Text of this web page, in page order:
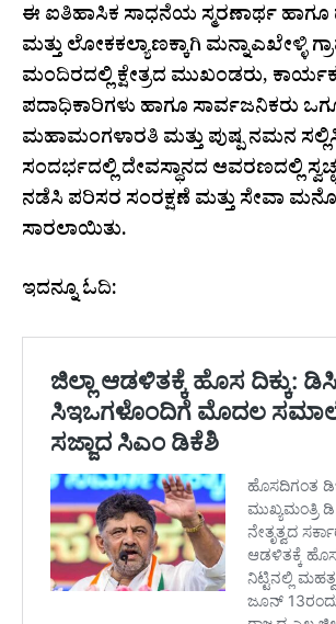
ಈ ಐತಿಹಾಸಿಕ ಸಾಧನೆಯ ಸ್ಮರಣಾರ್ಥ ಹಾಗೂ
ಮತ್ತು ಲೋಕಕಲ್ಯಾಣಕ್ಕಾಗಿ ಮನ್ನಾಎಖೇಳ್ಳಿ
ಮಂದಿರದಲ್ಲಿ ಕ್ಷೇತ್ರದ ಮುಖಂಡರು,
ಪದಾಧಿಕಾರಿಗಳು ಹಾಗೂ ಸಾರ್ವಜನಿಕರು
ಮಹಾಮಂಗಳಾರತಿ ಮತ್ತು ಪುಷ್ಪ ನಮನ
ಸಂದರ್ಭದಲ್ಲಿ ದೇವಸ್ಥಾನದ ಆವರಣದಲ್ಲಿ
ನಡೆಸಿ ಪರಿಸರ ಸಂರಕ್ಷಣೆ ಮತ್ತು ಸೇವಾ
ಸಾರಲಾಯಿತು.
ಇದನ್ನೂ ಓದಿ: